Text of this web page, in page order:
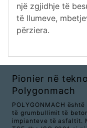
një zgjidhje të
të llumeve,
përziera.
Pionier në
Polygonmach
POLYGONMACH
të grumbullimit të
impianteve të asfaltit.